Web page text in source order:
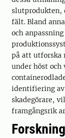
slutprodukten,
fält. Bland
och
på att utforska
under höst och
identifiering
skadegörare,
framgångsrik